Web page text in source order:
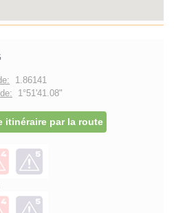
1.86141
1°51'41.08"
itinéraire par la route